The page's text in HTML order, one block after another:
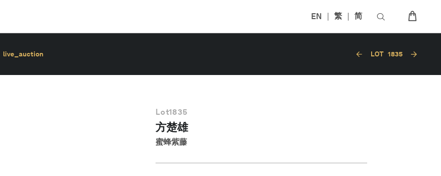
EN 繁 简
live_auction LOT 1835
Lot1835
方楚雄
蜜蜂紫藤